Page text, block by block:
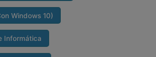
Windows 10)
Informática